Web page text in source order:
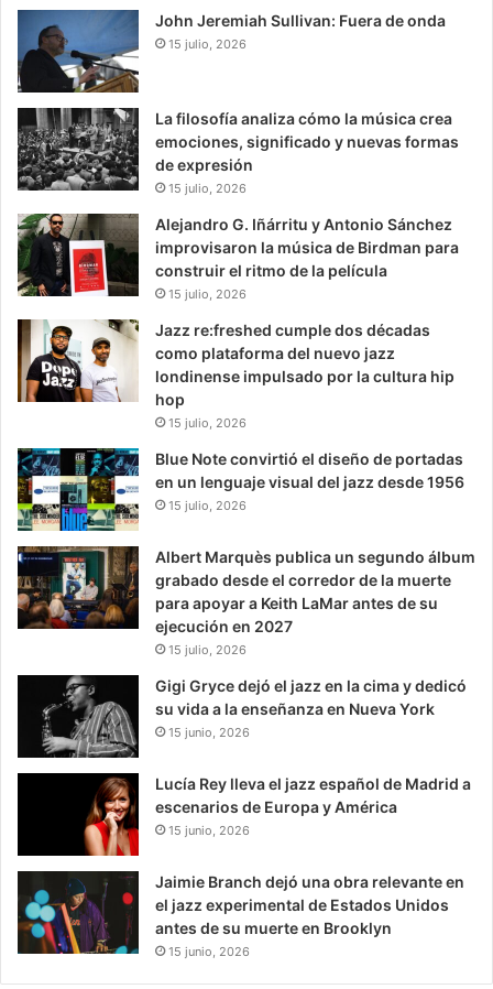
John Jeremiah Sullivan: Fuera de onda
15 julio, 2026
La filosofía analiza cómo la música crea
emociones, significado y nuevas formas
de expresión
15 julio, 2026
Alejandro G. Iñárritu y Antonio Sánchez
improvisaron la música de Birdman para
construir el ritmo de la película
15 julio, 2026
Jazz re:freshed cumple dos décadas
como plataforma del nuevo jazz
londinense impulsado por la cultura hip
hop
15 julio, 2026
Blue Note convirtió el diseño de portadas
en un lenguaje visual del jazz desde 1956
15 julio, 2026
Albert Marquès publica un segundo álbum
grabado desde el corredor de la muerte
para apoyar a Keith LaMar antes de su
ejecución en 2027
15 julio, 2026
Gigi Gryce dejó el jazz en la cima y dedicó
su vida a la enseñanza en Nueva York
15 junio, 2026
Lucía Rey lleva el jazz español de Madrid a
escenarios de Europa y América
15 junio, 2026
Jaimie Branch dejó una obra relevante en
el jazz experimental de Estados Unidos
antes de su muerte en Brooklyn
15 junio, 2026